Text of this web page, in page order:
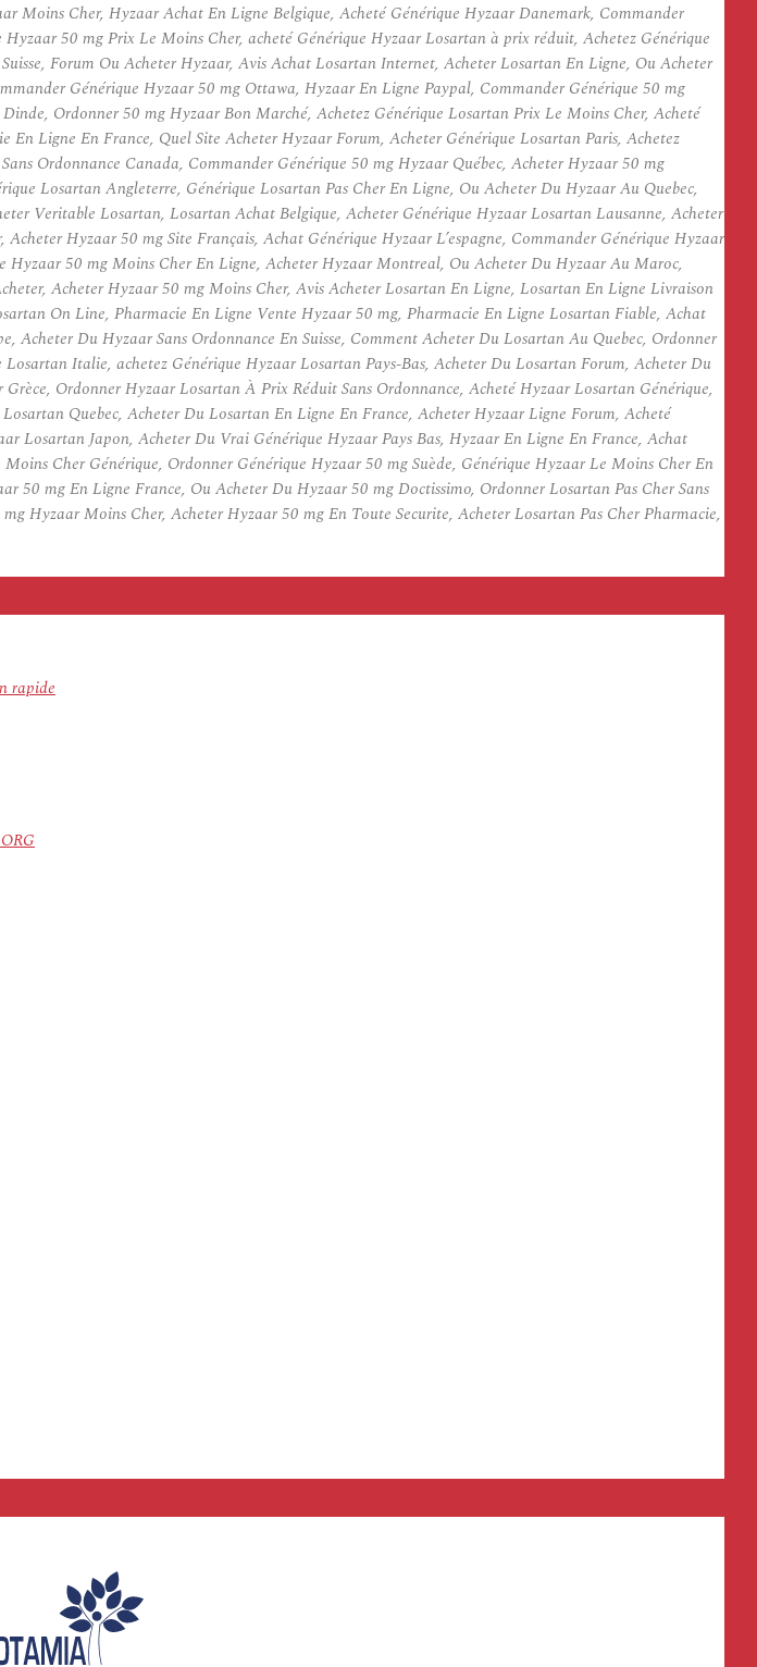
Moins Cher, Hyzaar Achat En Ligne Belgique, Acheté Générique Hyzaar Danemark, Commander
50 mg Prix Le Moins Cher, acheté Générique Hyzaar Losartan à prix réduit, Achetez Générique
Forum Ou Acheter Hyzaar, Avis Achat Losartan Internet, Acheter Losartan En Ligne, Ou Acheter
Générique Hyzaar 50 mg Ottawa, Hyzaar En Ligne Paypal, Commander Générique 50 mg
Ordonner 50 mg Hyzaar Bon Marché, Achetez Générique Losartan Prix Le Moins Cher, Acheté
Ligne En France, Quel Site Acheter Hyzaar Forum, Acheter Générique Losartan Paris, Achetez
Ordonnance Canada, Commander Générique 50 mg Hyzaar Québec, Acheter Hyzaar 50 mg
Losartan Angleterre, Générique Losartan Pas Cher En Ligne, Ou Acheter Du Hyzaar Au Quebec,
Veritable Losartan, Losartan Achat Belgique, Acheter Générique Hyzaar Losartan Lausanne, Acheter
Hyzaar 50 mg Site Français, Achat Générique Hyzaar L’espagne, Commander Générique Hyzaar
50 mg Moins Cher En Ligne, Acheter Hyzaar Montreal, Ou Acheter Du Hyzaar Au Maroc,
Acheter Hyzaar 50 mg Moins Cher, Avis Acheter Losartan En Ligne, Losartan En Ligne Livraison
On Line, Pharmacie En Ligne Vente Hyzaar 50 mg, Pharmacie En Ligne Losartan Fiable, Achat
Du Hyzaar Sans Ordonnance En Suisse, Comment Acheter Du Losartan Au Quebec, Ordonner
Italie, achetez Générique Hyzaar Losartan Pays-Bas, Acheter Du Losartan Forum, Acheter Du
Ordonner Hyzaar Losartan À Prix Réduit Sans Ordonnance, Acheté Hyzaar Losartan Générique,
Quebec, Acheter Du Losartan En Ligne En France, Acheter Hyzaar Ligne Forum, Acheté
Losartan Japon, Acheter Du Vrai Générique Hyzaar Pays Bas, Hyzaar En Ligne En France, Achat
Cher Générique, Ordonner Générique Hyzaar 50 mg Suède, Générique Hyzaar Le Moins Cher En
mg En Ligne France, Ou Acheter Du Hyzaar 50 mg Doctissimo, Ordonner Losartan Pas Cher Sans
Hyzaar Moins Cher, Acheter Hyzaar 50 mg En Toute Securite, Acheter Losartan Pas Cher Pharmacie,
rapide